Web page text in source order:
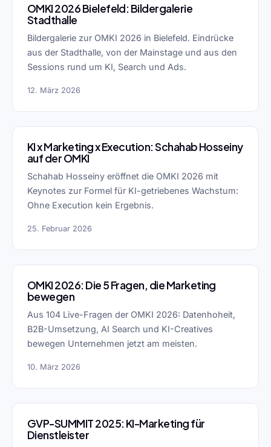
OMKI 2026 Bielefeld: Bildergalerie
Stadthalle
Bildergalerie zur OMKI 2026 in Bielefeld. Eindrücke
aus der Stadthalle, von der Mainstage und aus den
Sessions rund um KI, Search und Ads.
12. März 2026
KI x Marketing x Execution: Schahab Hosseiny
auf der OMKI
Schahab Hosseiny eröffnet die OMKI 2026 mit
Keynotes zur Formel für KI-getriebenes Wachstum:
Ohne Execution kein Ergebnis.
25. Februar 2026
OMKI 2026: Die 5 Fragen, die Marketing
bewegen
Aus 104 Live-Fragen der OMKI 2026: Datenhoheit,
B2B-Umsetzung, AI Search und KI-Creatives
bewegen Unternehmen jetzt am meisten.
10. März 2026
GVP-SUMMIT 2025: KI-Marketing für
Dienstleister